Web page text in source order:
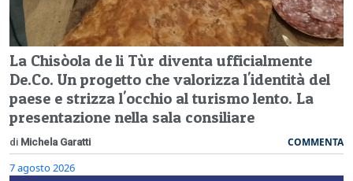
La Chisòola de li Tùr diventa ufficialmente
De.Co. Un progetto che valorizza l'identità del
paese e strizza l'occhio al turismo lento. La
presentazione nella sala consiliare
di Michela Garatti COMMENTA
7 agosto 2026